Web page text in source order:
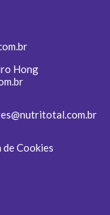
Hong
Cookies